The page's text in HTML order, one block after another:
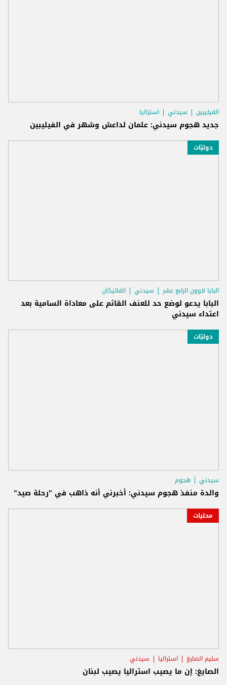
الفيليبين سيدني استراليا
جديد هجوم سيدني: علمان لداعش وشهر في الفيليبين
دوليّات
البابا لاوون الرابع عشر سيدني الفاتيكان
البابا يدعو لوضع حد للعنف القائم على معاداة السامية بعد
اعتداء سيدني
دوليّات
سيدني هجوم
والدة منفذ هجوم سيدني: أخبرني أنه ذاهب في "رحلة صيد"
محليات
سليم الصايغ استراليا سيدني
الصايغ: إن ما يصيب استراليا يصيب لبنان